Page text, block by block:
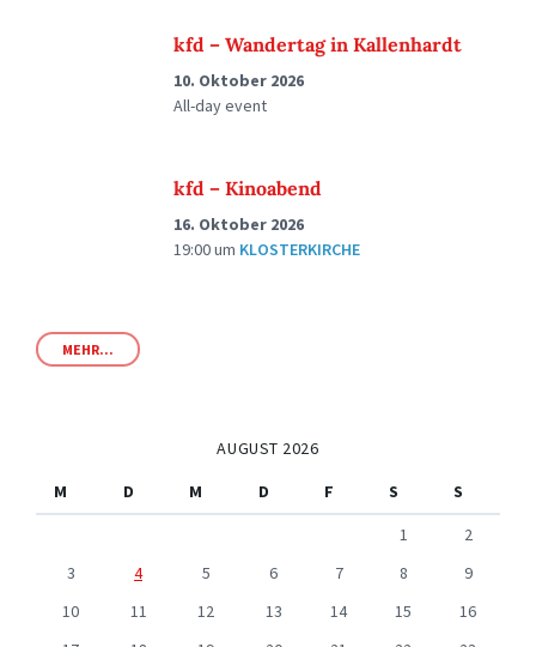
kfd – Wandertag in Kallenhardt
10. Oktober 2026
All-day event
kfd – Kinoabend
16. Oktober 2026
19:00um KLOSTERKIRCHE
MEHR...
AUGUST 2026
M
D M D F S
S
1
2
3
4 5 6 7 8
9
10
11 12 13 14 15
16